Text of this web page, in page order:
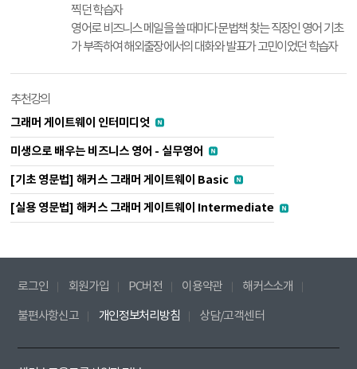
찍던 학습자
영어로 비즈니스 메일을 쓸 때마다 문법책 찾는 직장인 영어 기초
가 부족하여 해외출장에서의 대화와 발표가 고민이었던 학습자
추천강의
그래머 게이트웨이 인터미디엇
미생으로 배우는 비즈니스 영어 - 실무영어
[기초 영문법] 해커스 그래머 게이트웨이 Basic
[실용 영문법] 해커스 그래머 게이트웨이 Intermediate
로그인 회원가입 PC버전 이용약관 해커스소개
불편사항신고 개인정보처리방침 상담/고객센터